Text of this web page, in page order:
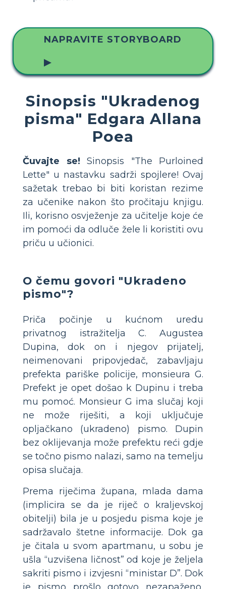
NAPRAVITE STORYBOARD
▶
Sinopsis "Ukradenog
pisma" Edgara Allana
Poea
Čuvajte se! Sinopsis "The Purloined
Lette" u nastavku sadrži spojlere! Ovaj
sažetak trebao bi biti koristan rezime
za učenike nakon što pročitaju knjigu.
Ili, korisno osvježenje za učitelje koje će
im pomoći da odluče žele li koristiti ovu
priču u učionici.
O čemu govori "Ukradeno
pismo"?
Priča počinje u kućnom uredu
privatnog istražitelja C. Augustea
Dupina, dok on i njegov prijatelj,
neimenovani pripovjedač, zabavljaju
prefekta pariške policije, monsieura G.
Prefekt je opet došao k Dupinu i treba
mu pomoć. Monsieur G ima slučaj koji
ne može riješiti, a koji uključuje
opljačkano (ukradeno) pismo. Dupin
bez oklijevanja može prefektu reći gdje
se točno pismo nalazi, samo na temelju
opisa slučaja.
Prema riječima župana, mlada dama
(implicira se da je riječ o kraljevskoj
obitelji) bila je u posjedu pisma koje je
sadržavalo štetne informacije. Dok ga
je čitala u svom apartmanu, u sobu je
ušla “uzvišena ličnost” od koje je željela
sakriti pismo i izvjesni “ministar D”. Dok